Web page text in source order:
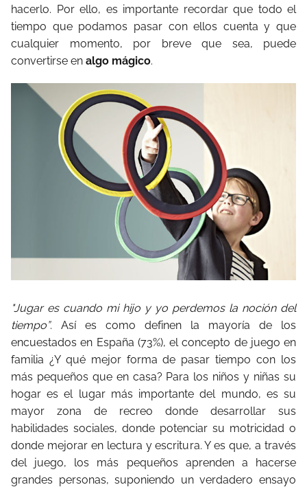
hacerlo. Por ello, es importante recordar que todo el
tiempo que podamos pasar con ellos cuenta y que
cualquier momento, por breve que sea, puede
convertirse en algo mágico.
"Jugar es cuando mi hijo y yo perdemos la noción del
tiempo”. Así es como definen la mayoría de los
encuestados en España (73%), el concepto de juego en
familia ¿Y qué mejor forma de pasar tiempo con los
más pequeños que en casa? Para los niños y niñas su
hogar es el lugar más importante del mundo, es su
mayor zona de recreo donde desarrollar sus
habilidades sociales, donde potenciar su motricidad o
donde mejorar en lectura y escritura. Y es que, a través
del juego, los más pequeños aprenden a hacerse
grandes personas, suponiendo un verdadero ensayo